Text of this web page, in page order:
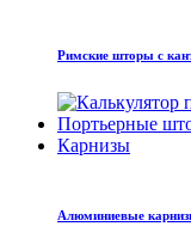
Римские шторы с
Портьерные
Карнизы
Алюминиевые